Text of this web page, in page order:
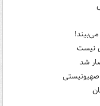
نیست
شد